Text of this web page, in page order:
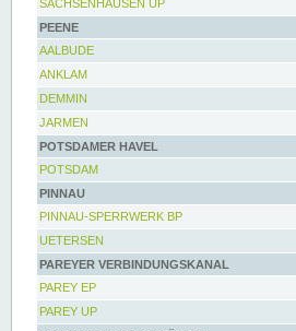
SACHSENHAUSEN UP
PEENE
AALBUDE
ANKLAM
DEMMIN
JARMEN
POTSDAMER HAVEL
POTSDAM
PINNAU
PINNAU-SPERRWERK BP
UETERSEN
PAREYER VERBINDUNGSKANAL
PAREY EP
PAREY UP